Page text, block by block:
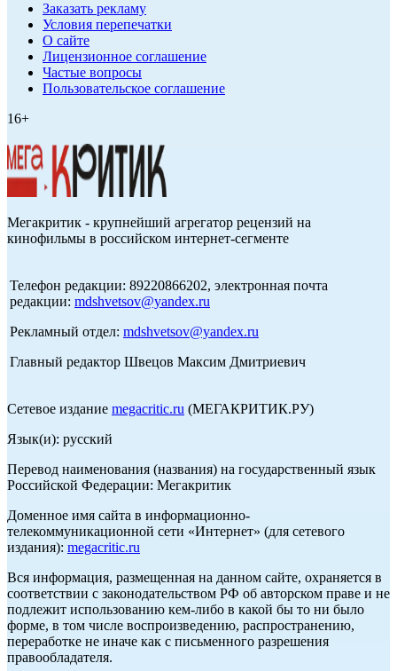
Заказать рекламу
Условия перепечатки
О сайте
Лицензионное соглашение
Частые вопросы
Пользовательское соглашение
16+
Мегакритик - крупнейший агрегатор рецензий на
кинофильмы в российском интернет-сегменте
Телефон редакции: 89220866202, электронная почта
редакции: mdshvetsov@yandex.ru
Рекламный отдел: mdshvetsov@yandex.ru
Главный редактор Швецов Максим Дмитриевич
Сетевое издание megacritic.ru (МЕГАКРИТИК.РУ)
Язык(и): русский
Перевод наименования (названия) на государственный язык
Российской Федерации: Мегакритик
Доменное имя сайта в информационно-
телекоммуникационной сети «Интернет» (для сетевого
издания): megacritic.ru
Вся информация, размещенная на данном сайте, охраняется в
соответствии с законодательством РФ об авторском праве и не
подлежит использованию кем-либо в какой бы то ни было
форме, в том числе воспроизведению, распространению,
переработке не иначе как с письменного разрешения
правообладателя.